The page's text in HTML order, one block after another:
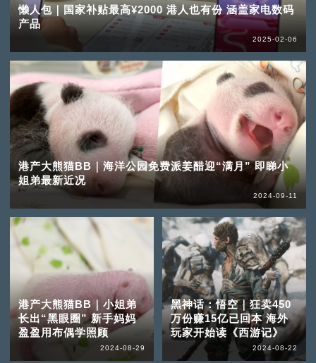
懒人包｜国家补贴最高¥2000 港人也有份 涵盖家电数码
产品
2025-02-06
港产大熊猫BB｜海洋公园免费派姜醋迎“满月” 即睇小
姐弟最新近况
2024-09-11
港产大熊猫BB｜小姐弟
长出“黑眼圈” 新手妈妈
盈盈用布偶学照顾
2024-08-29
黑神话：悟空｜狂卖450
万份赚15亿已回本 海外
玩家开始读《西游记》
2024-08-22